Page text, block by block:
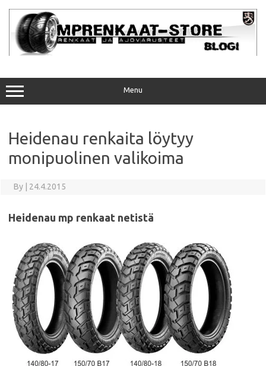
content
Menu
Heidenau renkaita löytyy
monipuolinen valikoima
By 24.4.2015
Heidenau mp renkaat netistä